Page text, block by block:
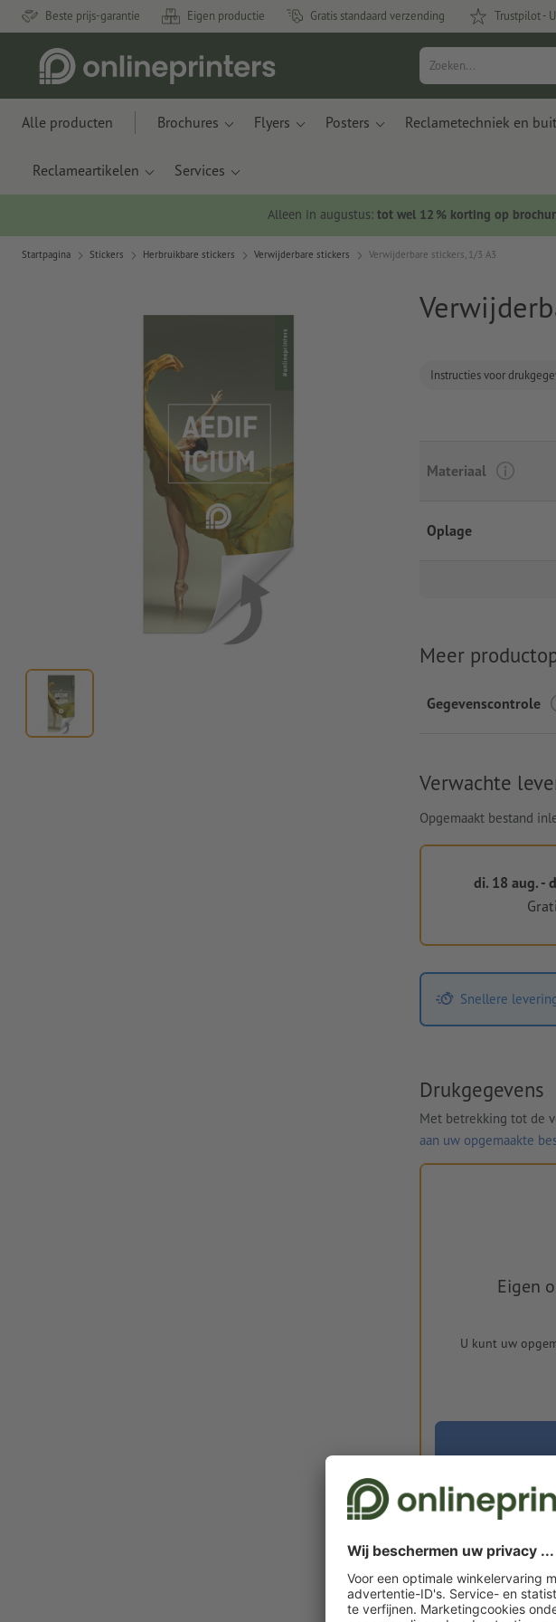
Beste prijs-garantie Eigen productie Gratis standaard verzending Trustpilot -
Alle producten Brochures Flyers Posters Reclametechniek en
Reclameartikelen Services
Alleen in augustus: tot wel 12 % korting op
Startpagina Stickers Herbruikbare stickers Verwijderbare stickers Verwijderbare stickers, 1/3 A3
Instructies voor
Materiaal
Oplage
Meer
Gegevenscontrole
Verwachte
Opgemaakt bestand
di. 18 aug. -
Snellere
Drukgegevens
Met betrekking tot de
aan uw opgemaakte
Eigen
U kunt uw
Levering circa:
Gewicht: ca.873 g